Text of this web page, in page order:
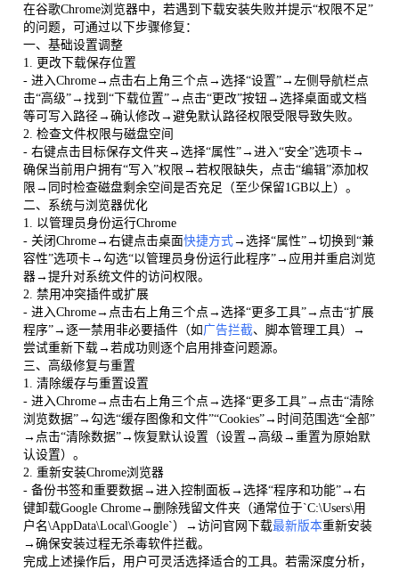
在谷歌Chrome浏览器中，若遇到下载安装失败并提示“权限不足”
的问题，可通过以下步骤修复：
一、基础设置调整
1. 更改下载保存位置
- 进入Chrome→点击右上角三个点→选择“设置”→左侧导航栏点
击“高级”→找到“下载位置”→点击“更改”按钮→选择桌面或文档
等可写入路径→确认修改→避免默认路径权限受限导致失败。
2. 检查文件权限与磁盘空间
- 右键点击目标保存文件夹→选择“属性”→进入“安全”选项卡→
确保当前用户拥有“写入”权限→若权限缺失，点击“编辑”添加权
限→同时检查磁盘剩余空间是否充足（至少保留1GB以上）。
二、系统与浏览器优化
1. 以管理员身份运行Chrome
- 关闭Chrome→右键点击桌面快捷方式→选择“属性”→切换到“兼
容性”选项卡→勾选“以管理员身份运行此程序”→应用并重启浏览
器→提升对系统文件的访问权限。
2. 禁用冲突插件或扩展
- 进入Chrome→点击右上角三个点→选择“更多工具”→点击“扩展
程序”→逐一禁用非必要插件（如 广告拦截、脚本管理工具）→
尝试重新下载→若成功则逐个启用排查问题源。
三、高级修复与重置
1. 清除缓存与重置设置
- 进入Chrome→点击右上角三个点→选择“更多工具”→点击“清除
浏览数据”→勾选“缓存图像和文件”“Cookies”→时间范围选“全部”
→点击“清除数据”→恢复默认设置（设置→高级→重置为原始默
认设置）。
2. 重新安装Chrome浏览器
- 备份书签和重要数据→进入控制面板→选择“程序和功能”→右
键卸载Google Chrome→删除残留文件夹（通常位于`C:\Users\用
户名\AppData\Local\Google`）→访问官网下载最新版本重新安装
→确保安装过程无杀毒软件拦截。
完成上述操作后，用户可灵活选择适合的工具。若需深度分析，